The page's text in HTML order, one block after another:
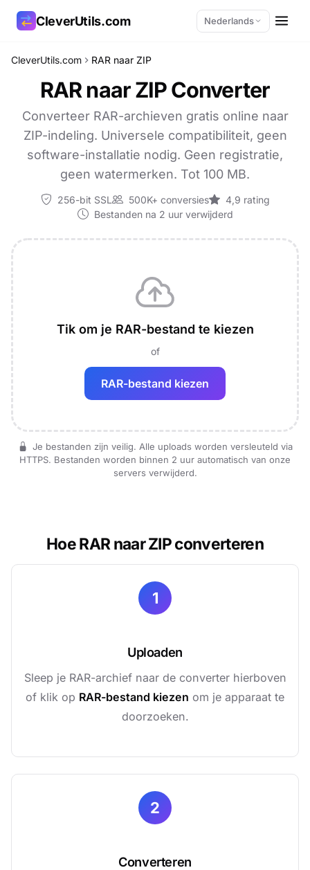
CleverUtils.com Nederlands
CleverUtils.com RAR naar ZIP
RAR naar ZIP Converter
Converteer RAR-archieven gratis online naar
ZIP-indeling. Universele compatibiliteit, geen
software-installatie nodig. Geen registratie,
geen watermerken. Tot 100 MB.
256-bit SSL 500K+ conversies
4,9 rating
Bestanden na 2 uur verwijderd
Tik om je RAR-bestand te kiezen
of
RAR-bestand kiezen
Je bestanden zijn veilig. Alle uploads worden versleuteld via
HTTPS. Bestanden worden binnen 2 uur automatisch van onze
servers verwijderd.
Hoe RAR naar ZIP converteren
1
Uploaden
Sleep je RAR-archief naar de converter hierboven
of klik op RAR-bestand kiezen om je apparaat te
doorzoeken.
2
Converteren
Link kopiëren